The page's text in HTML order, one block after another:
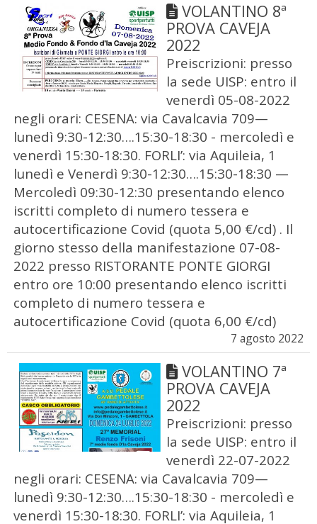
VOLANTINO 8ª
PROVA CAVEJA
2022
Preiscrizioni: presso
la sede UISP: entro il
venerdì 05-08-2022
negli orari: CESENA: via Cavalcavia 709—
lunedì 9:30-12:30….15:30-18:30 - mercoledì e
venerdì 15:30-18:30. FORLI’: via Aquileia, 1
lunedì e Venerdì 9:30-12:30….15:30-18:30 —
Mercoledì 09:30-12:30 presentando elenco
iscritti completo di numero tessera e
autocertificazione Covid (quota 5,00 €/cd) . Il
giorno stesso della manifestazione 07-08-
2022 presso RISTORANTE PONTE GIORGI
entro ore 10:00 presentando elenco iscritti
completo di numero tessera e
autocertificazione Covid (quota 6,00 €/cd)
7 agosto 2022
VOLANTINO 7ª
PROVA CAVEJA
2022
Preiscrizioni: presso
la sede UISP: entro il
venerdì 22-07-2022
negli orari: CESENA: via Cavalcavia 709—
lunedì 9:30-12:30….15:30-18:30 - mercoledì e
venerdì 15:30-18:30. FORLI’: via Aquileia, 1